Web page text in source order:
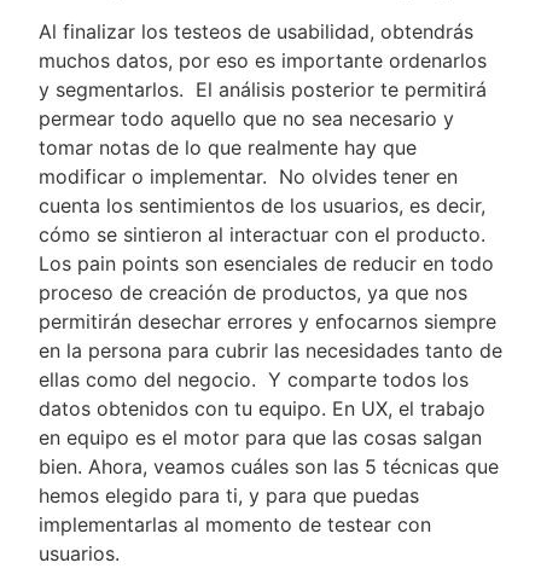
Al finalizar los testeos de usabilidad, obtendrás
muchos datos, por eso es importante ordenarlos
y segmentarlos. El análisis posterior te permitirá
permear todo aquello que no sea necesario y
tomar notas de lo que realmente hay que
modificar o implementar. No olvides tener en
cuenta los sentimientos de los usuarios, es decir,
cómo se sintieron al interactuar con el producto.
Los pain points son esenciales de reducir en todo
proceso de creación de productos, ya que nos
permitirán desechar errores y enfocarnos siempre
en la persona para cubrir las necesidades tanto de
ellas como del negocio. Y comparte todos los
datos obtenidos con tu equipo. En UX, el trabajo
en equipo es el motor para que las cosas salgan
bien. Ahora, veamos cuáles son las 5 técnicas que
hemos elegido para ti, y para que puedas
implementarlas al momento de testear con
usuarios.